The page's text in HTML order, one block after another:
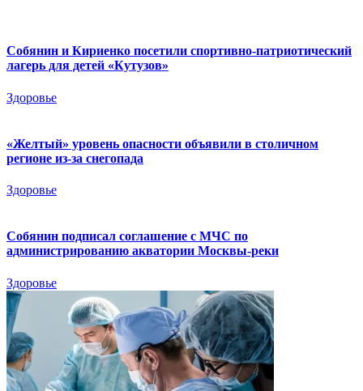
Собянин и Кириенко посетили спортивно-патриотический
лагерь для детей «Кутузов»
Здоровье
«Желтый» уровень опасности объявили в столичном
регионе из-за снегопада
Здоровье
Собянин подписал соглашение с МЧС по
администрированию акватории Москвы-реки
Здоровье